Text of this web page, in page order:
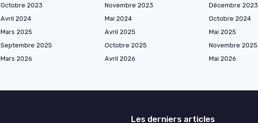
Octobre 2023 Novembre 2023 Décembre 2023
Avril 2024 Mai 2024 Octobre 2024
Mars 2025 Avril 2025 Mai 2025
Septembre 2025 Octobre 2025 Novembre 2025
Mars 2026 Avril 2026 Mai 2026
Les derniers articles